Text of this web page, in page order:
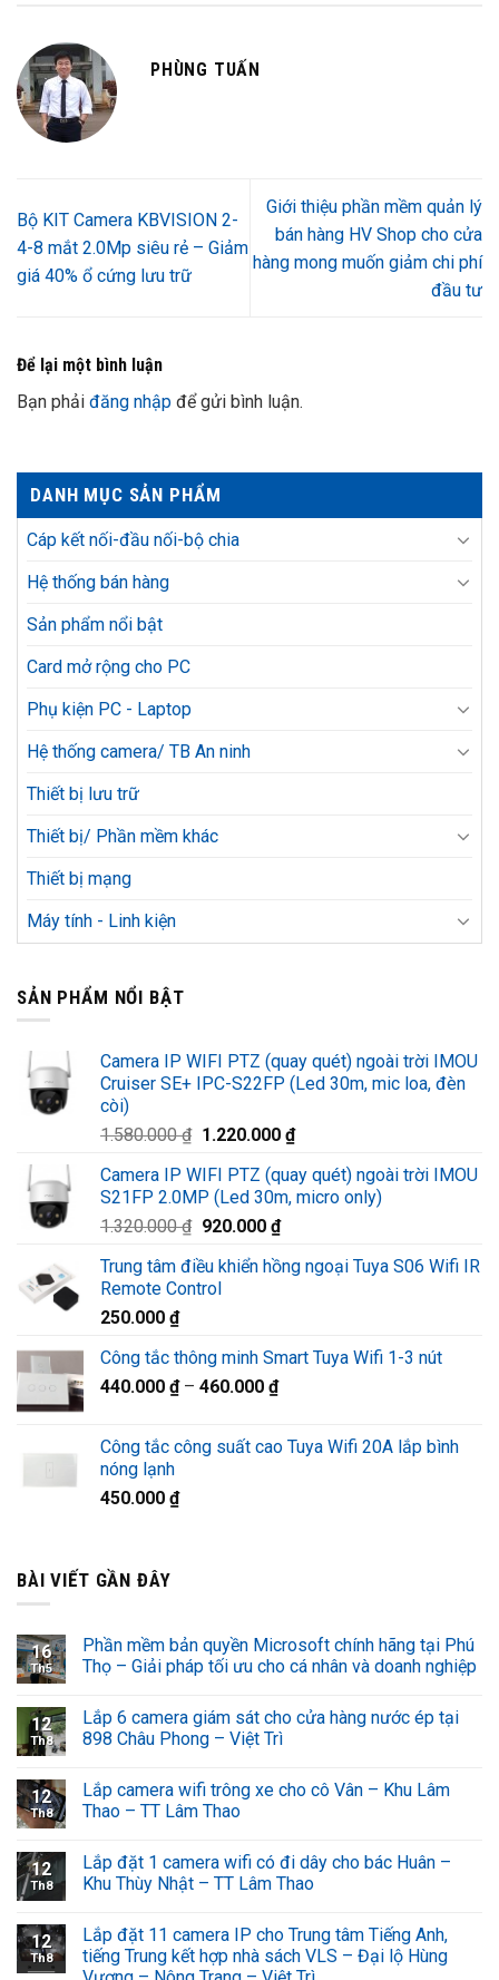
PHÙNG TUẤN
Bộ KIT Camera KBVISION 2-
4-8 mắt 2.0Mp siêu rẻ – Giảm
giá 40% ổ cứng lưu trữ
Giới thiệu phần mềm quản lý
bán hàng HV Shop cho cửa
hàng mong muốn giảm chi phí
đầu tư
Để lại một bình luận
Bạn phải đăng nhập để gửi bình luận.
DANH MỤC SẢN PHẨM
Cáp kết nối-đầu nối-bộ chia
Hệ thống bán hàng
Sản phẩm nổi bật
Card mở rộng cho PC
Phụ kiện PC - Laptop
Hệ thống camera/ TB An ninh
Thiết bị lưu trữ
Thiết bị/ Phần mềm khác
Thiết bị mạng
Máy tính - Linh kiện
SẢN PHẨM NỔI BẬT
Camera IP WIFI PTZ (quay quét) ngoài trời IMOU
Cruiser SE+ IPC-S22FP (Led 30m, mic loa, đèn
còi)
1.580.000₫ Giá
là:
1.580.000 ₫.
1.220.000 ₫Giá
tại
là:
Camera IP WIFI PTZ (quay quét) ngoài trời IMOU
S21FP 2.0MP (Led 30m, micro only)
1.320.000₫ Giá
là:
1.320.000 ₫.
920.000 ₫Giá
tại
Trung tâm điều khiển hồng ngoại Tuya S06 Wifi IR
Remote Control
250.000 ₫
Công tắc thông minh Smart Tuya Wifi 1-3 nút
440.000 ₫– 460.000 ₫
Công tắc công suất cao Tuya Wifi 20A lắp bình
nóng lạnh
450.000 ₫
BÀI VIẾT GẦN ĐÂY
16
Th5
Phần mềm bản quyền Microsoft chính hãng tại Phú
Thọ – Giải pháp tối ưu cho cá nhân và doanh nghiệp
12
Th8
Lắp 6 camera giám sát cho cửa hàng nước ép tại
898 Châu Phong – Việt Trì
12
Th8
Lắp camera wifi trông xe cho cô Vân – Khu Lâm
Thao – TT Lâm Thao
12
Th8
Lắp đặt 1 camera wifi có đi dây cho bác Huân –
Khu Thùy Nhật – TT Lâm Thao
12
Th8
Lắp đặt 11 camera IP cho Trung tâm Tiếng Anh,
tiếng Trung kết hợp nhà sách VLS – Đại lộ Hùng